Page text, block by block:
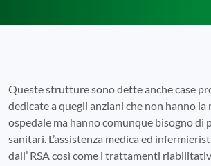
Queste strutture sono dette anche case
dedicate a quegli anziani che non hanno la
ospedale ma hanno comunque bisogno di
sanitari. L’assistenza medica ed
dall’ RSA così come i trattamenti